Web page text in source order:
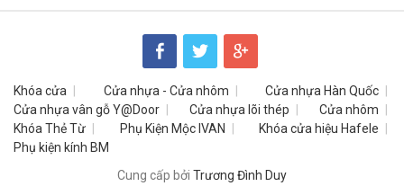
Khóa cửa Cửa nhựa - Cửa nhôm
Cửa nhựa Hàn Quốc
Cửa nhựa vân gỗ Y@Door
Cửa nhựa lõi thép
Cửa nhôm
Khóa Thẻ Từ
Phụ Kiện Mộc IVAN
Khóa cửa hiệu Hafele
Phụ kiện kính BM
Cung cấp bởi Trương Đình Duy